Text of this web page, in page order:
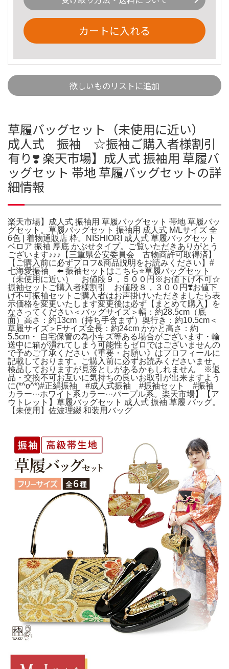
カートに入れる
欲しいものリストに追加
草履バッグセット（未使用に近い）
成人式 振袖 ☆振袖ご購入者様割引
有り❣️ 楽天市場】成人式 振袖用 草履バ
ッグセット 帯地 草履バッグセットの詳
細情報
楽天市場】成人式 振袖用 草履バッグセット 帯地 草履バッ
グセット。草履バッグセット 振袖用 成人式 M/Lサイズ 全
6色 | 着物通販店 枠。NISHIORI 成人式 草履バッグセット
ベロア 振袖 厚底 かぶせタイプ。ご覧いただきありがとう
ございます♪♪♪【三重県公安委員会 古物商許可取得済】
【ご購入前に必ずプロフ&商品説明をお読みください】#
七海愛振袖 ⬅️ 振袖セットはこちら⭐️草履バッグセット
（未使用に近い） お値段９，５００円※お値下げ不可☆
振袖セットご購入者様割引 お値段８，３００円❣️お値下
げ不可振袖セットご購入者はお声掛けいただきましたら表
示価格を変更いたします変更後は必ず【まとめて購入】を
なさってください＜バッグサイズ＞幅：約28.5cm（底
面）高さ：約13cm（持ち手含まず）奥行き：約10.5cm＜
草履サイズ＞Fサイズ全長：約24cm かかと高さ：約
5.5cm・ 自宅保管の為小キズ等ある場合がございます・輸
送中に箱が潰れてしまう可能性もゼロではございませんの
で予めご了承ください《重要・お願い》はプロフィールに
記載しております。ご購入前に必ずお読みくださいませ。
検品しておりますが見落としがあるかもしれません ※返
品・交換不可お互いに気持ちの良いお取引が出来ますよう
に(*^o^*)#正絹振袖 #成人式振袖 #振袖セット #振袖
カラー···ホワイト系カラー···パープル系。楽天市場】【ア
ウトレット】草履バッグセット 成人式 振袖 草履 バッグ。
【未使用】佐波理綴 和装用バッグ